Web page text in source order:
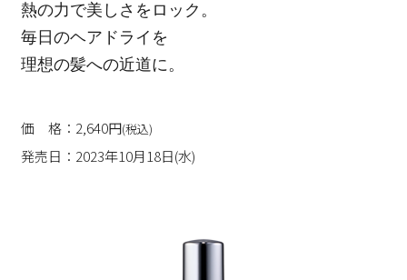
熱の力で美しさをロック。
毎日のヘアドライを
理想の髪への近道に。
価 格：2,640円(税込)
発売日：2023年10月18日(水)